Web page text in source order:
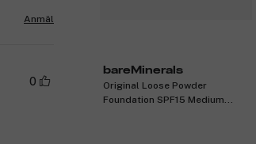
bareMinerals
Original Loose Powder
Foundation SPF15 Medium
Anmäl
0